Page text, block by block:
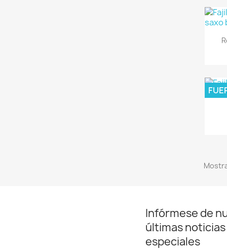
Infórmese de
últimas
especiales